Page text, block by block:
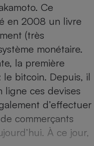
Ce
en 2008 un livre
(très
monétaire.
la première
bitcoin. Depuis, il
ligne ces devises
d’effectuer
commerçants
À ce jour,
Climatiseur -
Ventilateur
Antivirus